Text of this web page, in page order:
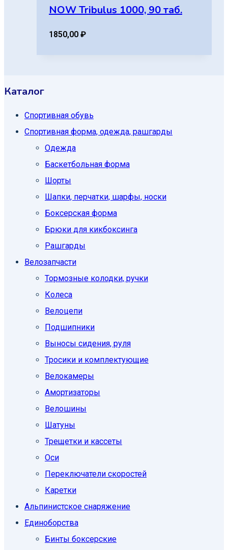
NOW Tribulus 1000, 90 таб.
1850,00 ₽
Каталог
Спортивная обувь
Спортивная форма, одежда, рашгарды
Одежда
Баскетбольная форма
Шорты
Шапки, перчатки, шарфы, носки
Боксерская форма
Брюки для кикбоксинга
Рашгарды
Велозапчасти
Тормозные колодки, ручки
Колеса
Велоцепи
Подшипники
Выносы сидения, руля
Тросики и комплектующие
Велокамеры
Амортизаторы
Велошины
Шатуны
Трещетки и кассеты
Оси
Переключатели скоростей
Каретки
Альпинистское снаряжение
Единоборcтва
Бинты боксерские